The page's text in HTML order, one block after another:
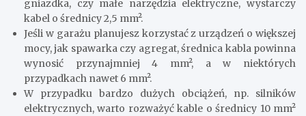
gniazdka, czy małe narzędzia elektryczne, wystarczy
kabel o średnicy 2,5 mm².
Jeśli w garażu planujesz korzystać z urządzeń o większej
mocy, jak spawarka czy agregat, średnica kabla powinna
wynosić przynajmniej 4 mm², a w niektórych
przypadkach nawet 6 mm².
W przypadku bardzo dużych obciążeń, np. silników
elektrycznych, warto rozważyć kable o średnicy 10 mm²